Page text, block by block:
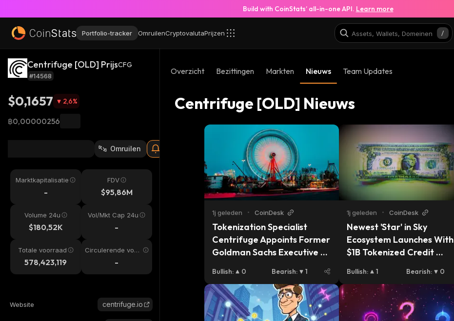
Build with CoinStats’ all-in-one API. Learn more
Portfolio-tracker OmruilenCryptovalutaPrijzen
Centrifuge [OLD] PrijsCFG
#14568
$0,1657 2,6%
฿0,00000256
Omruilen
Marktkapitalisatie
-
FDV
$95,86M
Volume 24u
$180,52K
Vol/Mkt Cap 24u
-
Totale voorraad
578,423,119
Circulerende voor
-
Website centrifuge.io
Overzicht Bezittingen Markten Nieuws Team Updates
Centrifuge [OLD] Nieuws
1j geleden • CoinDesk
Tokenization Specialist
Centrifuge Appoints Former
Goldman Sachs Executive as
Bullish: 0 Bearish: 1
1j geleden • CoinDesk
Newest 'Star' in Sky
Ecosystem Launches With
$1B Tokenized Credit
Bullish: 1 Bearish: 0